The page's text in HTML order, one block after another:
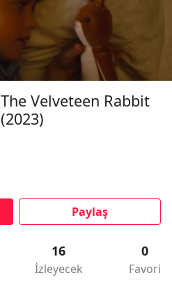
The Velveteen Rabbit
(2023)
Paylaş
16
İzleyecek
0
Favori